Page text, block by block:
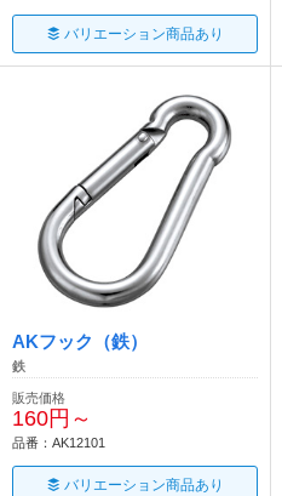
バリエーション商品あり
AKフック（鉄）
鉄
販売価格
160円～
品番：AK12101
バリエーション商品あり